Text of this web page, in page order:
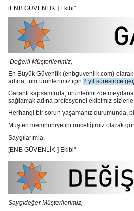
[ENB GÜVENLİK ] Ekibi"
Değerli Müşterilerimiz,
En Büyük Güvenlik (enbguvenlik.com)
adına, tüm ürünlerimiz için 2 yıl süresince
Garanti kapsamında, ürünlerimizde
sağlamak adına profesyonel ekibimiz sizlerle
Herhangi bir sorun yaşamanız durumunda,
Müşteri memnuniyetini önceliğimiz olarak
Saygılarımla,
[ENB GÜVENLİK ] Ekibi"
Saygıdeğer Müşterilerimiz,